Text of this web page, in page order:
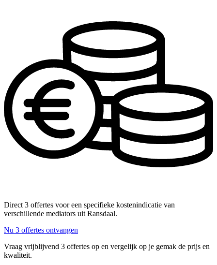
Direct 3 offertes voor een specifieke kostenindicatie van
verschillende mediators uit Ransdaal.
Nu 3 offertes ontvangen
Vraag vrijblijvend 3 offertes op en vergelijk op je gemak de prijs en
kwaliteit.